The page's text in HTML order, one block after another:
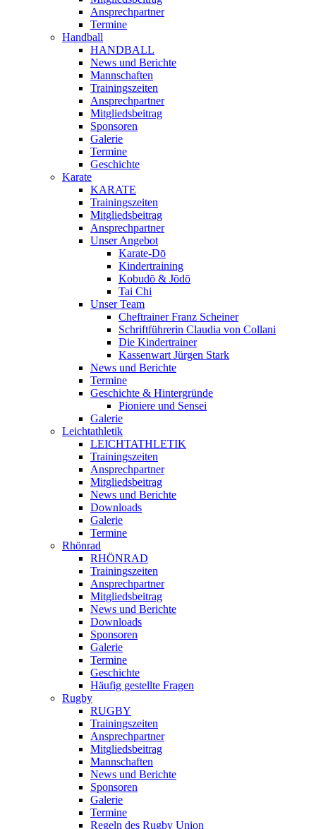
Ansprechpartner
Termine
Handball
HANDBALL
News und Berichte
Mannschaften
Trainingszeiten
Ansprechpartner
Mitgliedsbeitrag
Sponsoren
Galerie
Termine
Geschichte
Karate
KARATE
Trainingszeiten
Mitgliedsbeitrag
Ansprechpartner
Unser Angebot
Karate-Dō
Kindertraining
Kobudō & Jōdō
Tai Chi
Unser Team
Cheftrainer Franz Scheiner
Schriftführerin Claudia von Collani
Die Kindertrainer
Kassenwart Jürgen Stark
News und Berichte
Termine
Geschichte & Hintergründe
Pioniere und Sensei
Galerie
Leichtathletik
LEICHTATHLETIK
Trainingszeiten
Ansprechpartner
Mitgliedsbeitrag
News und Berichte
Downloads
Galerie
Termine
Rhönrad
RHÖNRAD
Trainingszeiten
Ansprechpartner
Mitgliedsbeitrag
News und Berichte
Downloads
Sponsoren
Galerie
Termine
Geschichte
Häufig gestellte Fragen
Rugby
RUGBY
Trainingszeiten
Ansprechpartner
Mitgliedsbeitrag
Mannschaften
News und Berichte
Sponsoren
Galerie
Termine
Regeln des Rugby Union